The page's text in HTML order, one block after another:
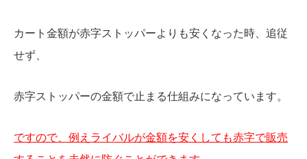
カート金額が赤字ストッパーよりも安くなった時、追従
せず、
赤字ストッパーの金額で止まる仕組みになっています。
ですので、例えライバルが金額を安くしても赤字で販売